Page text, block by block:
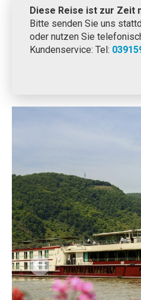
Diese Reise ist zur Zeit
Bitte senden Sie uns
oder nutzen Sie
Kundenservice: Tel: